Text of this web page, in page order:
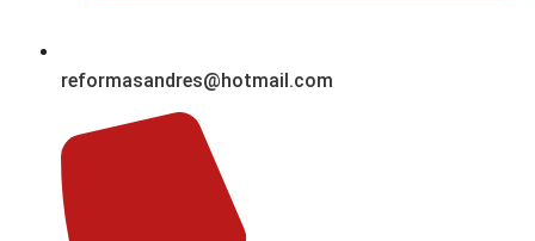
reformasandres@hotmail.com